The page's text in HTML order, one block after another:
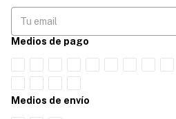
Medios de pago
Medios de envío